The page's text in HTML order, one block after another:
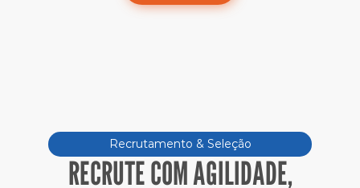
Recrutamento & Seleção
RECRUTE COM AGILIDADE,